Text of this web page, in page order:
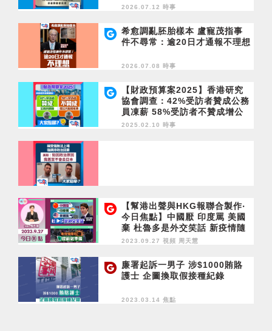
2026.07.12 時事
希愈調亂胚胎樣本 盧寵茂指事
件不尋常：逾20日才通報不理想
2026.07.08 時事
【財政預算案2025】香港研究
協會調查：42%受訪者贊成公務
員凍薪 58%受訪者不贊成增公
共服務收費 大家點睇？
2025.02.10 時事
【幫港出聲與HKG報聯合製作‧
今日焦點】中國厭 印度罵 美國
棄 杜魯多是外交笑話 新疫情隨
時爆 提前做準備
2023.09.27 視頻 周天慧
廉署起訴一男子 涉$1000賄賂
護士 企圖換取假接種紀錄
2023.03.14 焦點